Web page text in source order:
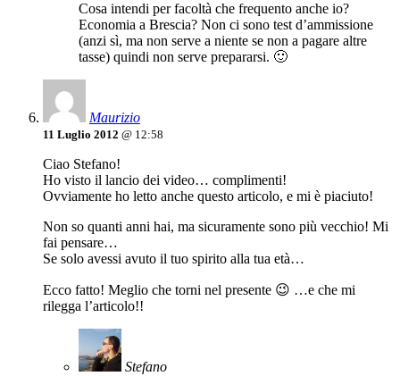
Cosa intendi per facoltà che frequento anche io?
Economia a Brescia? Non ci sono test d’ammissione
(anzi sì, ma non serve a niente se non a pagare altre
tasse) quindi non serve prepararsi. 🙂
Maurizio
11 Luglio 2012 @ 12:58
Ciao Stefano!
Ho visto il lancio dei video… complimenti!
Ovviamente ho letto anche questo articolo, e mi è piaciuto!
Non so quanti anni hai, ma sicuramente sono più vecchio! Mi
fai pensare…
Se solo avessi avuto il tuo spirito alla tua età…
Ecco fatto! Meglio che torni nel presente 😉 …e che mi
rilegga l’articolo!!
Stefano